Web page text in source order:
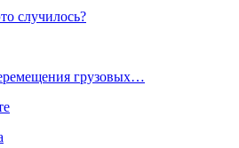
случилось?
грузовых…